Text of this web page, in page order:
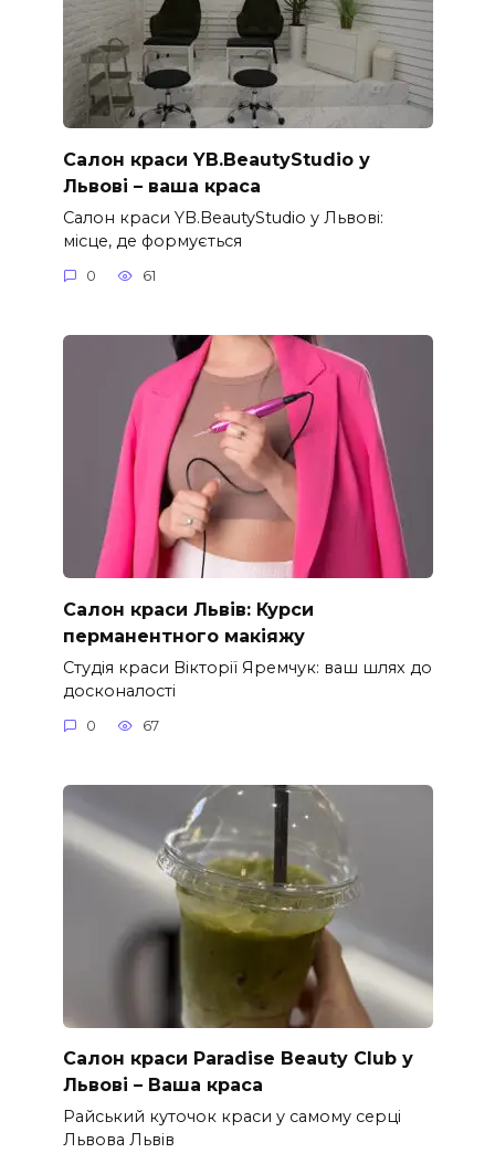
Салон краси YB.BeautyStudio у
Львові – ваша краса
Салон краси YB.BeautyStudio у Львові:
місце, де формується
0 61
Салон краси Львів: Курси
перманентного макіяжу
Студія краси Вікторії Яремчук: ваш шлях до
досконалості
0 67
Салон краси Paradise Beauty Club у
Львові – Ваша краса
Райський куточок краси у самому серці
Львова Львів